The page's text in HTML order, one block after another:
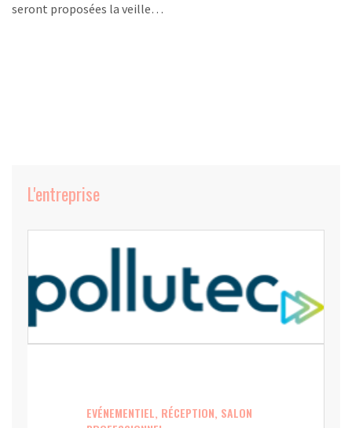
seront proposées la veille…
L'entreprise
EVÉNEMENTIEL, RÉCEPTION, SALON